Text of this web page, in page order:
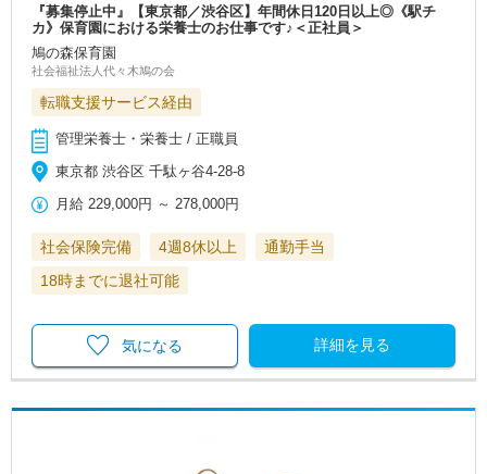
『募集停止中』【東京都／渋谷区】年間休日120日以上◎《駅チ
カ》保育園における栄養士のお仕事です♪＜正社員＞
鳩の森保育園
社会福祉法人代々木鳩の会
転職支援サービス経由
管理栄養士・栄養士 / 正職員
東京都 渋谷区 千駄ヶ谷4-28-8
月給 229,000円 ～278,000円
社会保険完備 4週8休以上
通勤手当
18時までに退社可能
詳細を見る
気になる